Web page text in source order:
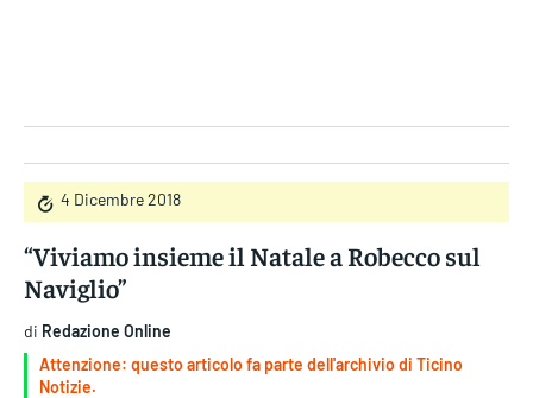
4 Dicembre 2018
“Viviamo insieme il Natale a Robecco sul
Naviglio”
di Redazione Online
Attenzione: questo articolo fa parte dell'archivio di Ticino
Notizie.